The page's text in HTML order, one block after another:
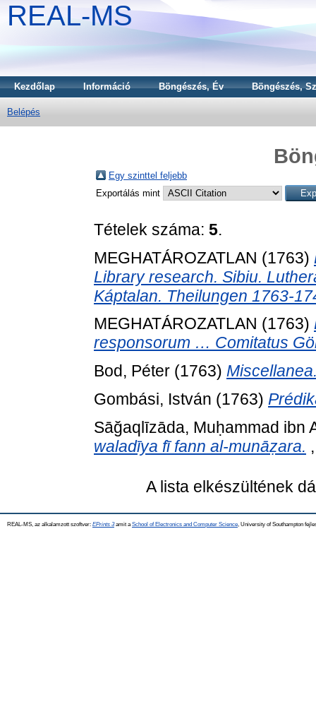
REAL-MS
Kezdőlap Információ Böngészés, Év Böngészés,
Belépés
Egy szinttel feljebb
Exportálás mint
Tételek száma: 5.
MEGHATÁROZATLAN (1763)
Library research. Sibiu.
Káptalan. Theilungen 1763-
MEGHATÁROZATLAN (1763)
responsorum … Comitatus
Bod, Péter (1763)
Gombási, István (1763)
Sāğaqlīzāda, Muḥammad ibn
waladīya fī fann al-munāẓara.
A lista elkészültének
REAL-MS, az alkalamzott szoftver: EPrints 3amit a School of Electronics and Computer Science , University of Southampton